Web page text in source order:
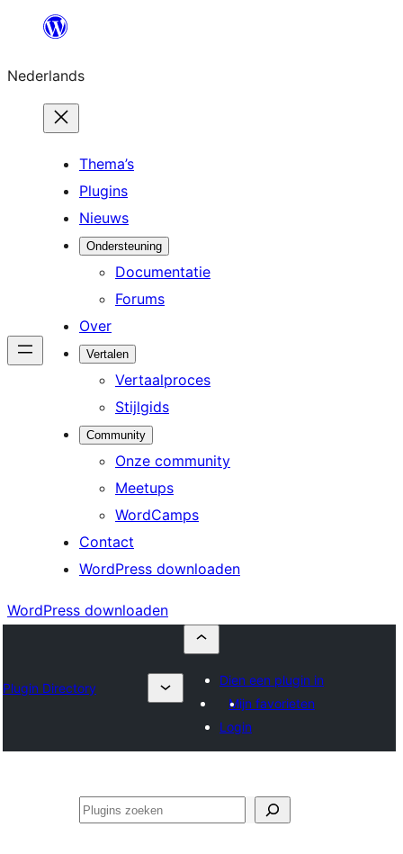
de
inhoud
Nederlands
Thema’s
Plugins
Nieuws
Ondersteuning
Documentatie
Forums
Over
Vertalen
Vertaalproces
Stijlgids
Community
Onze community
Meetups
WordCamps
Contact
WordPress downloaden
WordPress downloaden
Plugin Directory
Dien een plugin in
Mijn favorieten
Login
Zoeken